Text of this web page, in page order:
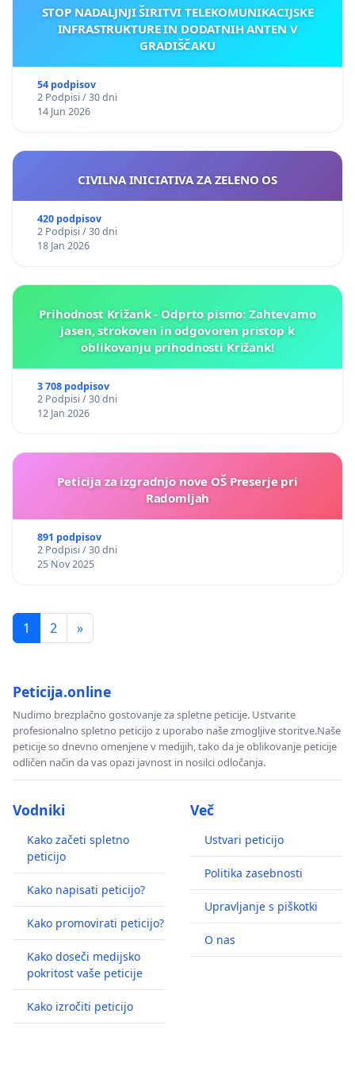
STOP NADALJNJI ŠIRITVI TELEKOMUNIKACIJSKE
INFRASTRUKTURE IN DODATNIH ANTEN V
GRADIŠČAKU
54 podpisov
2 Podpisi / 30 dni
14 Jun 2026
CIVILNA INICIATIVA ZA ZELENO OS
420 podpisov
2 Podpisi / 30 dni
18 Jan 2026
Prihodnost Križank - Odprto pismo: Zahtevamo
jasen, strokoven in odgovoren pristop k
oblikovanju prihodnosti Križank!
3 708 podpisov
2 Podpisi / 30 dni
12 Jan 2026
Peticija za izgradnjo nove OŠ Preserje pri
Radomljah
891 podpisov
2 Podpisi / 30 dni
25 Nov 2025
1 2 »
Peticija.online
Nudimo brezplačno gostovanje za spletne peticije. Ustvarite
profesionalno spletno peticijo z uporabo naše zmogljive storitve.Naše
peticije so dnevno omenjene v medijih, tako da je oblikovanje peticije
odličen način da vas opazi javnost in nosilci odločanja.
Vodniki
Kako začeti spletno
peticijo
Kako napisati peticijo?
Kako promovirati peticijo?
Kako doseči medijsko
pokritost vaše peticije
Kako izročiti peticijo
Več
Ustvari peticijo
Politika zasebnosti
Upravljanje s piškotki
O nas